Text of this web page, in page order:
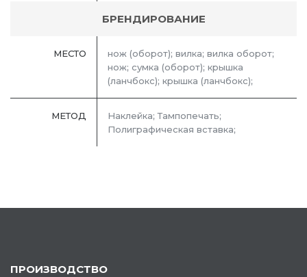
БРЕНДИРОВАНИЕ
МЕСТО
нож (оборот); вилка; вилка оборот;
нож; сумка (оборот); крышка
(ланчбокс); крышка (ланчбокс);
МЕТОД
Наклейка; Тампопечать;
Полиграфическая вставка;
ПРОИЗВОДСТВО